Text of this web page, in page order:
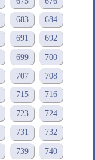
683 684
691 692
699 700
707 708
715 716
723 724
731 732
739 740